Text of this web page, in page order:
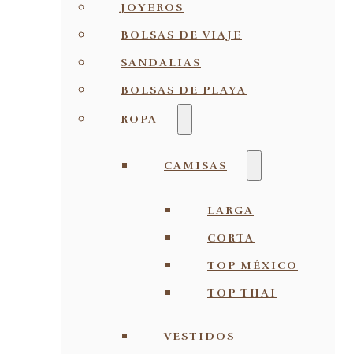
JOYEROS
BOLSAS DE VIAJE
SANDALIAS
BOLSAS DE PLAYA
ROPA
CAMISAS
LARGA
CORTA
TOP MÉXICO
TOP THAI
VESTIDOS